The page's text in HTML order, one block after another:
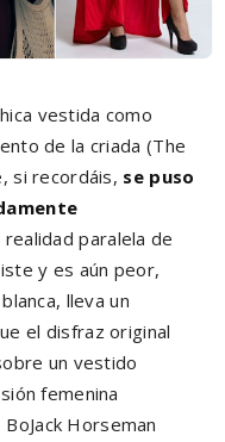
vestida como
de la criada (The
si recordáis, se puso
paralela de
y es aún peor,
lleva un
el disfraz original
un vestido
femenina
Horseman